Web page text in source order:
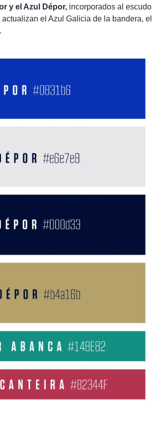
y el Azul Dépor, incorporados al escudo
el Azul Galicia de la bandera, el